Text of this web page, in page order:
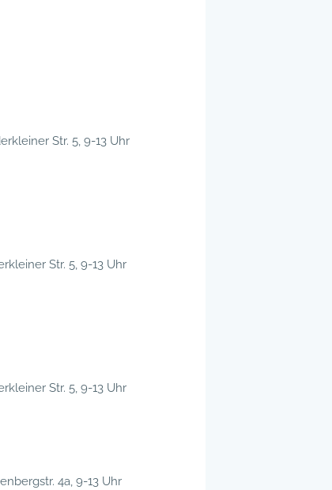
Str. 5, 9-13 Uhr
Str. 5, 9-13 Uhr
Str. 5, 9-13 Uhr
4a, 9-13 Uhr